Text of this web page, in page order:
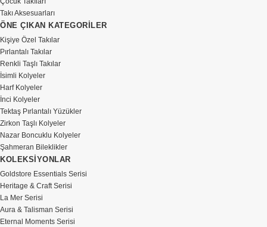
Takı Aksesuarları
ÖNE ÇIKAN KATEGORİLER
Kişiye Özel Takılar
Pırlantalı Takılar
Renkli Taşlı Takılar
İsimli Kolyeler
Harf Kolyeler
İnci Kolyeler
Tektaş Pırlantalı Yüzükler
Zirkon Taşlı Kolyeler
Nazar Boncuklu Kolyeler
Şahmeran Bileklikler
KOLEKSİYONLAR
Goldstore Essentials Serisi
Heritage & Craft Serisi
La Mer Serisi
Aura & Talisman Serisi
Eternal Moments Serisi